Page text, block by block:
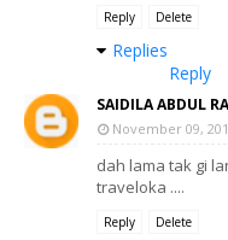
Reply Delete
Replies
Reply
SAIDILA ABDUL
November 09,
dah lama tak gi
traveloka ....
Reply Delete